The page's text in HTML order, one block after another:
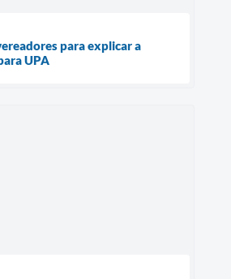
para explicar a
UPA